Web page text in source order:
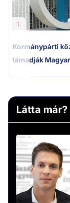
1.
Kormánypárti
támadják
Látta